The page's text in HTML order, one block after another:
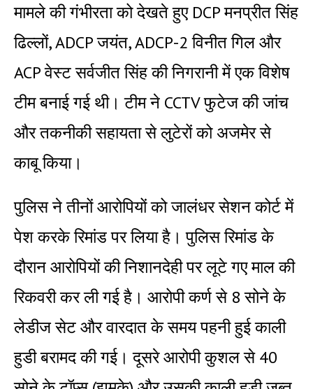
मामले की गंभीरता को देखते हुए DCP मनप्रीत सिंह
ढिल्लों, ADCP जयंत, ADCP-2 विनीत गिल और
ACP वेस्ट सर्वजीत सिंह की निगरानी में एक विशेष
टीम बनाई गई थी। टीम ने CCTV फुटेज की जांच
और तकनीकी सहायता से लुटेरों को अजमेर से
काबू किया।
पुलिस ने तीनों आरोपियों को जालंधर सेशन कोर्ट में
पेश करके रिमांड पर लिया है। पुलिस रिमांड के
दौरान आरोपियों की निशानदेही पर लूटे गए माल की
रिकवरी कर ली गई है। आरोपी कर्ण से 8 सोने के
लेडीज सेट और वारदात के समय पहनी हुई काली
हुडी बरामद की गई। दूसरे आरोपी कुशल से 40